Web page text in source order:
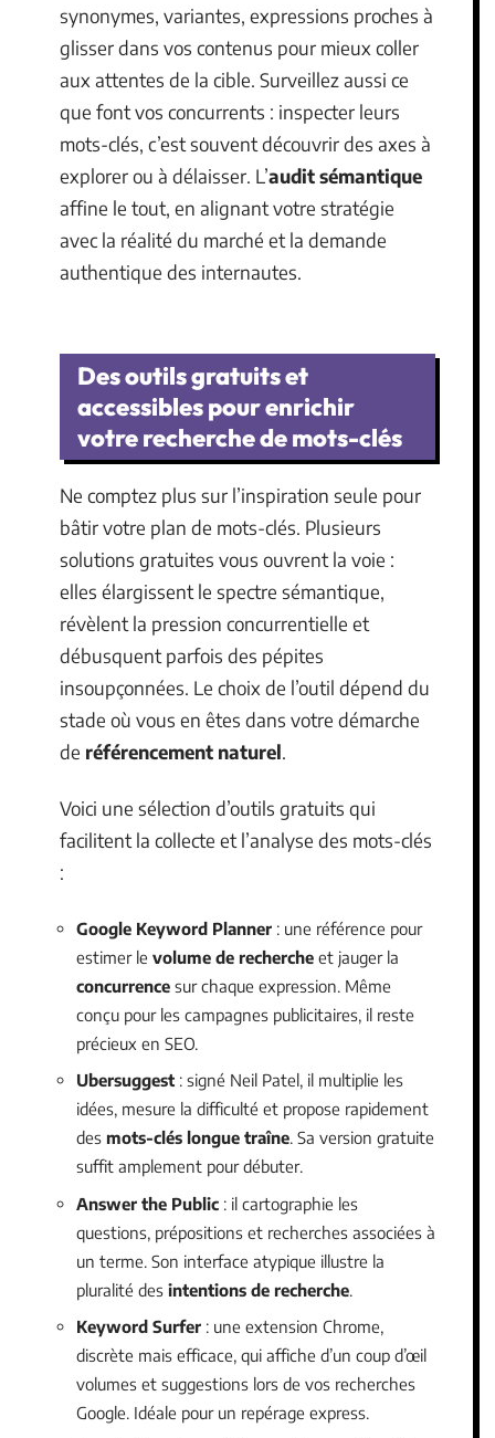
synonymes, variantes, expressions proches à
glisser dans vos contenus pour mieux coller
aux attentes de la cible. Surveillez aussi ce
que font vos concurrents : inspecter leurs
mots-clés, c’est souvent découvrir des axes à
explorer ou à délaisser. L’audit sémantique
affine le tout, en alignant votre stratégie
avec la réalité du marché et la demande
authentique des internautes.
Des outils gratuits et
accessibles pour enrichir
votre recherche de mots-clés
Ne comptez plus sur l’inspiration seule pour
bâtir votre plan de mots-clés. Plusieurs
solutions gratuites vous ouvrent la voie :
elles élargissent le spectre sémantique,
révèlent la pression concurrentielle et
débusquent parfois des pépites
insoupçonnées. Le choix de l’outil dépend du
stade où vous en êtes dans votre démarche
de référencement naturel.
Voici une sélection d’outils gratuits qui
facilitent la collecte et l’analyse des mots-clés
:
Google Keyword Planner : une référence pour
estimer le volume de recherche et jauger la
concurrence sur chaque expression. Même
conçu pour les campagnes publicitaires, il reste
précieux en SEO.
Ubersuggest : signé Neil Patel, il multiplie les
idées, mesure la difficulté et propose rapidement
des mots-clés longue traîne. Sa version gratuite
suffit amplement pour débuter.
Answer the Public : il cartographie les
questions, prépositions et recherches associées à
un terme. Son interface atypique illustre la
pluralité des intentions de recherche
Keyword Surfer : une extension Chrome,
discrète mais efficace, qui affiche d’un coup d’œil
volumes et suggestions lors de vos recherches
Google. Idéale pour un repérage express.